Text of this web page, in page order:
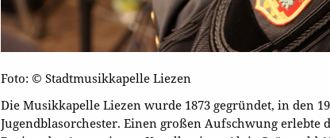
Foto: © Stadtmusikkapelle Liezen
Die Musikkapelle Liezen wurde 1873 gegründet, in den
Jugendblasorchester. Einen großen Aufschwung erlebte